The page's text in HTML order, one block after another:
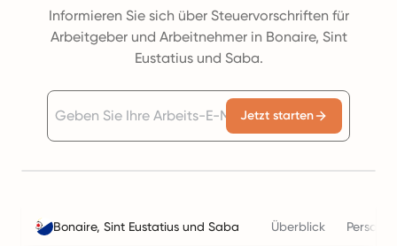
Informieren Sie sich über Steuervorschriften für
Arbeitgeber und Arbeitnehmer in Bonaire, Sint
Eustatius und Saba.
Jetzt starten
Bonaire, Sint Eustatius und Saba Überblick